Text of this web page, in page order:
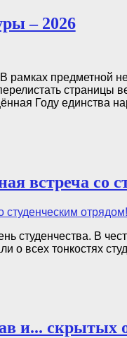
– 2026
рамках предметной
страницы
Году единства
встреча со
студенчества. В
о всех тонкостях
и... скрытых